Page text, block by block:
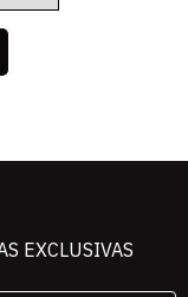
EXCLUSIVAS